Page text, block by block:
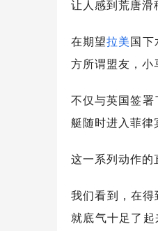
让人感到荒唐滑
在期望拉美国下
方所谓盟友，小
不仅与英国签
艇随时进入菲律
这一系列动作的
我们看到，在得
就底气十足了